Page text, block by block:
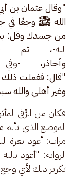
"وقال عثمان بن
الله ﷺ وجعًا
من جسدك وقل:
الله-، ثم
وأحاذر، -وفي
"قال: ففعلت ذلك
وغير أهلي والله
فكان من الرُّقى
الموضع الذي
مرات: أعوذ بعزة
الرواية: "أعوذ
تكرير ذلك لأي